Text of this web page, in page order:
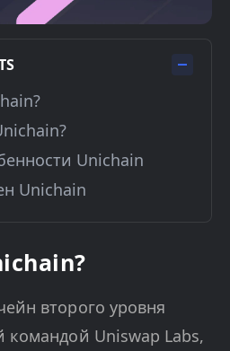
Unichain
Unichain
второго уровня
командой Uniswap Labs,